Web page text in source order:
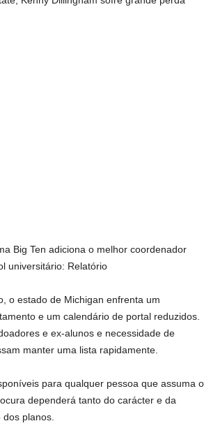
Big Ten adiciona o melhor coordenador
universitário: Relatório
o estado de Michigan enfrenta um
e um calendário de portal reduzidos.
e ex-alunos e necessidade de
manter uma lista rapidamente.
para qualquer pessoa que assuma o
dependerá tanto do carácter e da
planos.